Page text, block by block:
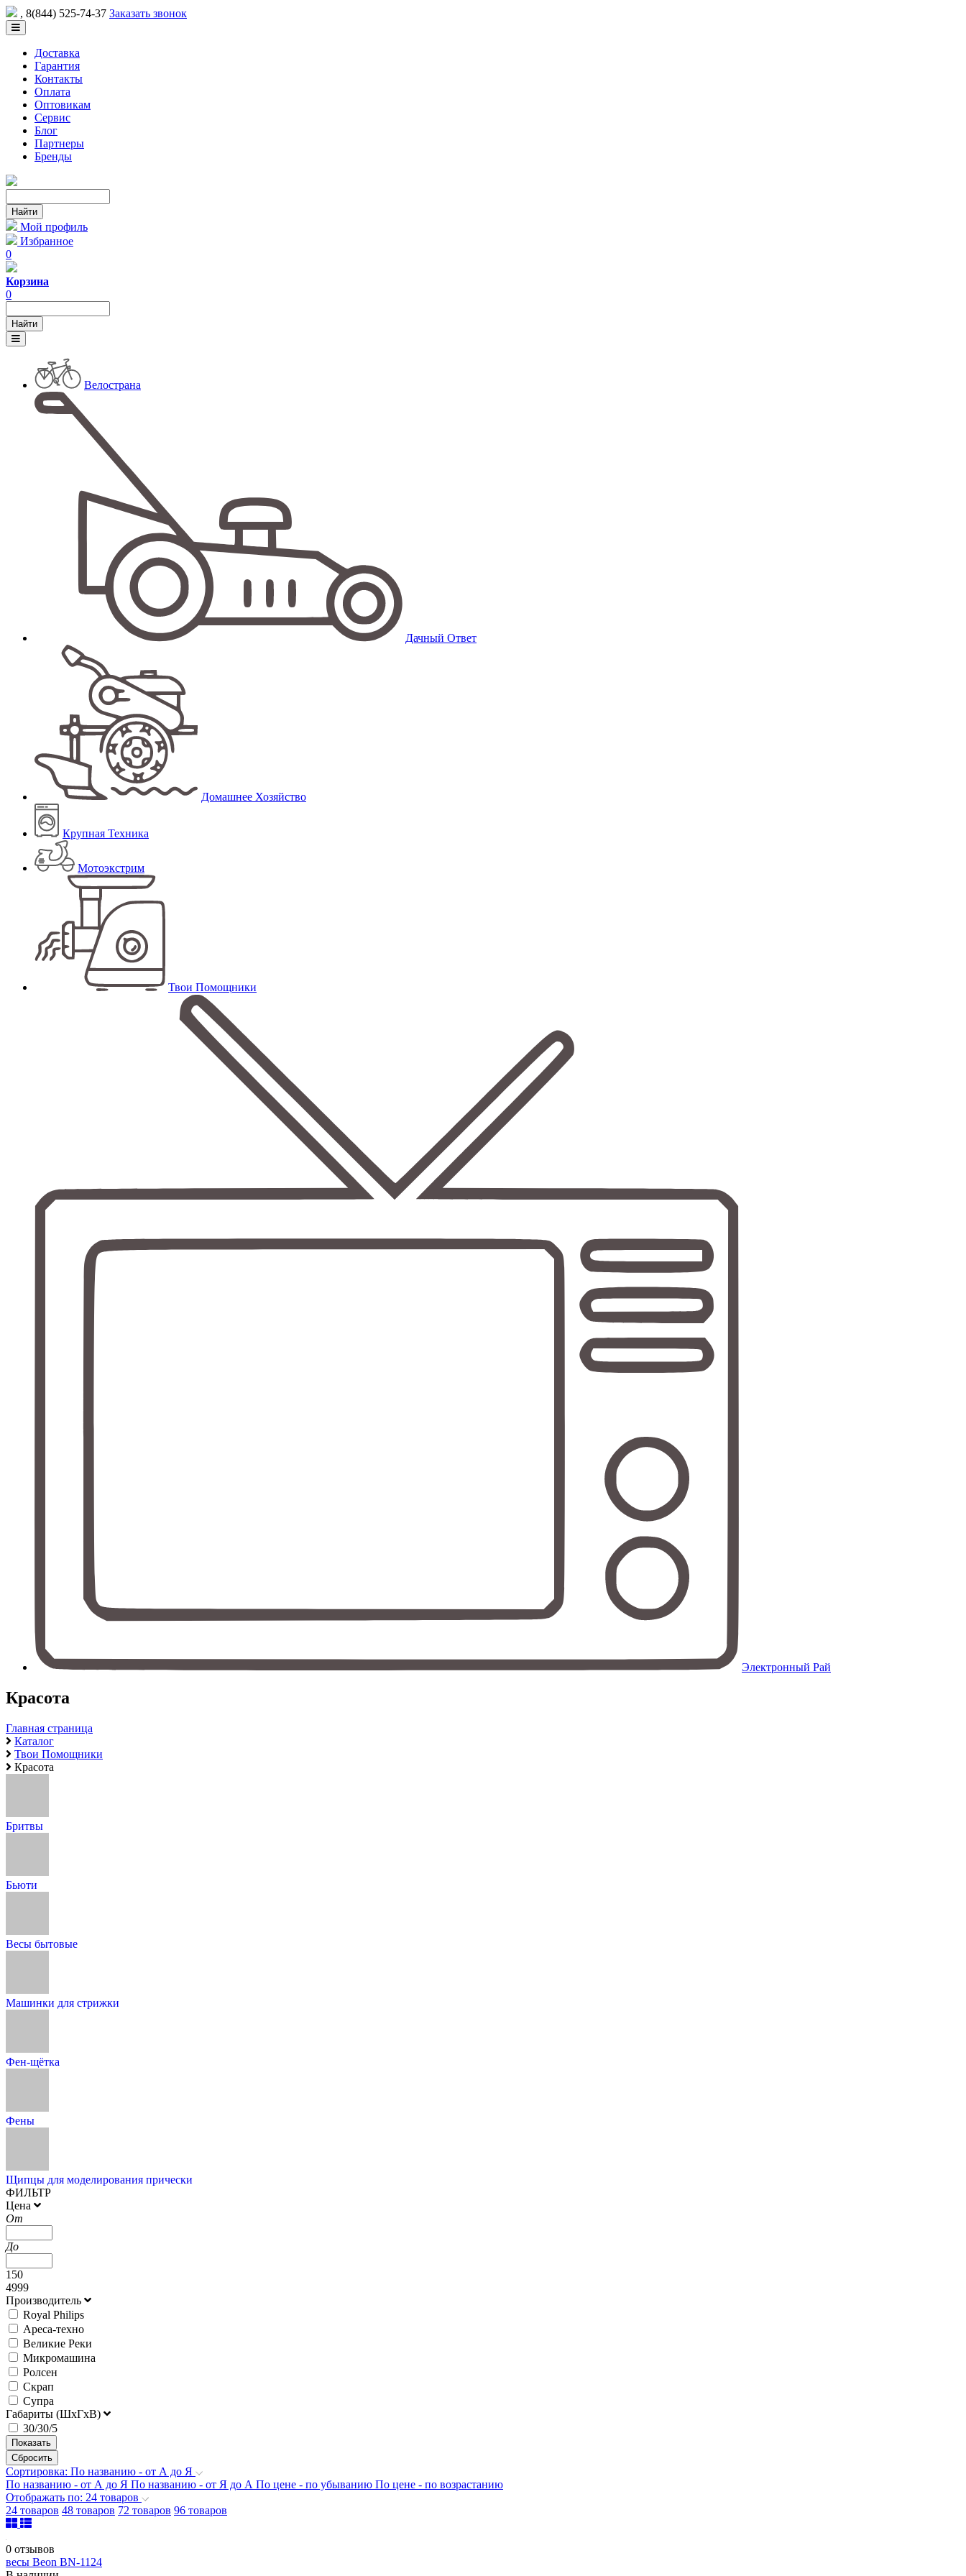
, 8(844) 525-74-37 Заказать звонок
Доставка
Гарантия
Контакты
Оплата
Оптовикам
Сервис
Блог
Партнеры
Бренды
Мой профиль
Избранное
0
Корзина
0
Велострана
Дачный Ответ
Домашнее Хозяйство
Крупная Техника
Мотоэкстрим
Твои Помощники
Электронный Рай
Красота
Главная страница
Каталог
Твои Помощники
Красота
Бритвы
Бьюти
Весы бытовые
Машинки для стрижки
Фен-щётка
Фены
Щипцы для моделирования прически
ФИЛЬТР
Цена
От
До
150
4999
Производитель
Royal Philips
Ареса-техно
Великие Реки
Микромашина
Ролсен
Скрап
Супра
Габариты (ШхГхВ)
30/30/5
Сортировка: По названию - от А до Я
По названию - от А до Я По названию - от Я до А По цене - по убыванию По цене - по возрастанию
Отображать по: 24 товаров
24 товаров 48 товаров 72 товаров 96 товаров
0 отзывов
весы Beon BN-1124